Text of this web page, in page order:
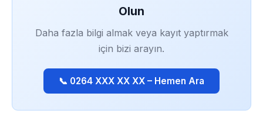
Olun
Daha fazla bilgi almak veya kayıt yaptırmak
için bizi arayın.
📞 0264 XXX XX XX – Hemen Ara